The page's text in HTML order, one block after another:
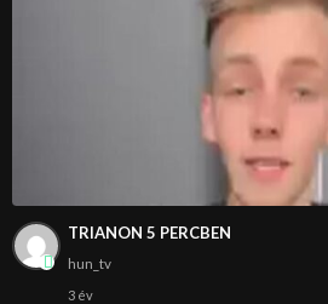
TRIANON 5 PERCBEN
hun_tv
3 év